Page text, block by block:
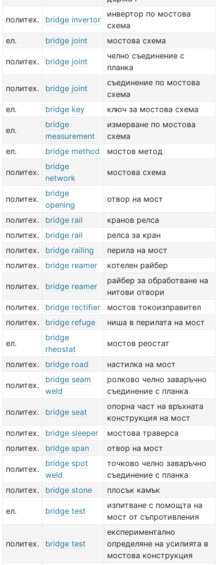
политех. bridge invertor
инвертор по мостова
схема
ел.
bridge joint мостова схема
политех. bridge joint
челно съединение с
планка
политех. bridge joint
съединение по мостова
схема
ел.
bridge key ключ за мостова схема
ел.
bridge
measurement
измерване по мостова
схема
ел.
bridge method мостов метод
политех.
bridge
network
мостова схема
политех.
bridge
opening
отвор на мост
политех. bridge rail
кранов релса
политех.
bridge rail
релса за кран
политех.
bridge railing
перила на мост
политех.
bridge reamer котелен райбер
политех. bridge reamer
райбер за обработване на
нитови отвори
политех.
bridge rectifier
мостов токоизправител
политех.
bridge refuge ниша в перилата на мост
ел.
bridge
rheostat
мостов реостат
политех. bridge road настилка на мост
политех.
bridge seam
weld
ролково челно заваръчно
съединение с планка
политех. bridge seat
опорна част на връхната
конструкция на мост
политех.
bridge sleeper
мостова траверса
политех.
bridge span отвор на мост
политех.
bridge spot
weld
точково челно заваръчно
съединение с планка
политех.
bridge stone плосък камък
ел. bridge test
изпитване с помощта на
мост от съпротивления
политех. bridge test
експериментално
определяне на усилията в
мостова конструкция